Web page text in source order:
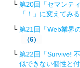
第20回「セマンテ
「！」に変えてみる
第21回「Web業界
（6）
第22回「Survive!
似できない個性と